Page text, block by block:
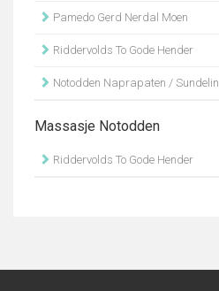
Pamedo Gerd Nerdal Moen
Riddervolds To Gode Hender
Notodden Naprapaten / Sundelin
Massasje Notodden
Riddervolds To Gode Hender